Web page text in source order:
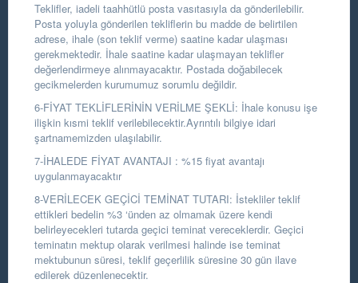
Teklifler, iadeli taahhütlü posta vasıtasıyla da gönderilebilir.
Posta yoluyla gönderilen tekliflerin bu madde de belirtilen
adrese, ihale (son teklif verme) saatine kadar ulaşması
gerekmektedir. İhale saatine kadar ulaşmayan teklifler
değerlendirmeye alınmayacaktır. Postada doğabilecek
gecikmelerden kurumumuz sorumlu değildir.
6-FİYAT TEKLİFLERİNİN VERİLME ŞEKLİ: İhale konusu işe
ilişkin kısmi teklif verilebilecektir.Ayrıntılı bilgiye idari
şartnamemizden ulaşılabilir.
7-İHALEDE FİYAT AVANTAJI : %15 fiyat avantajı
uygulanmayacaktır
8-VERİLECEK GEÇİCİ TEMİNAT TUTARI: İstekliler teklif
ettikleri bedelin %3 ‘ünden az olmamak üzere kendi
belirleyecekleri tutarda geçici teminat vereceklerdir. Geçici
teminatın mektup olarak verilmesi halinde ise teminat
mektubunun süresi, teklif geçerlilik süresine 30 gün ilave
edilerek düzenlenecektir.